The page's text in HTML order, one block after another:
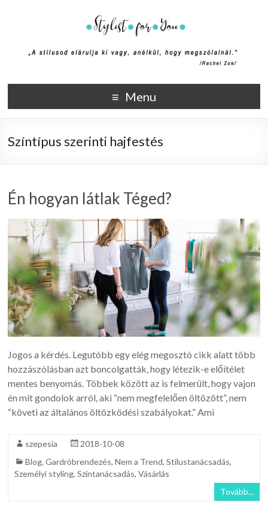
Stylist4U
A stílus az egyik módja annak, hogy elmondd ki vagy, anélkül,
hogy megszólalnál. (Rachel Zoe)
Menu
Színtípus szerinti hajfestés
Én hogyan látlak Téged?
Jogos a kérdés. Legutóbb egy elég megosztó cikk alatt több
hozzászólásban azt boncolgatták, hogy létezik-e előítélet
mentes benyomás. Többek között az is felmerült, hogy vajon
én mit gondolok arról, aki “nem megfelelően öltözött”, nem
“követi az általános öltözködési szabályokat.” Ami
szepesia
2018-10-08
Blog,Gardróbrendezés,Nem a Trend,Stílustanácsadás,
Személyi styling,Színtanácsadás,Vásárlás
Tovább...